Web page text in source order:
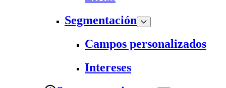
Segmentación
Campos personalizados
Intereses